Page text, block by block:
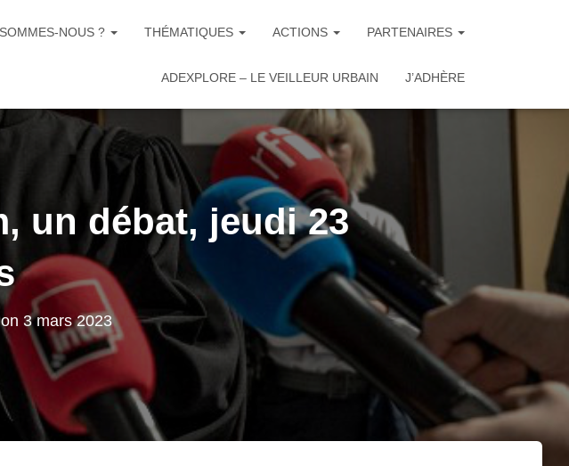
NOUS ? THÉMATIQUES ACTIONS PARTENAIRES
ADEXPLORE – LE VEILLEUR URBAIN J’ADHÈRE
un débat, jeudi 23
3 mars 2023